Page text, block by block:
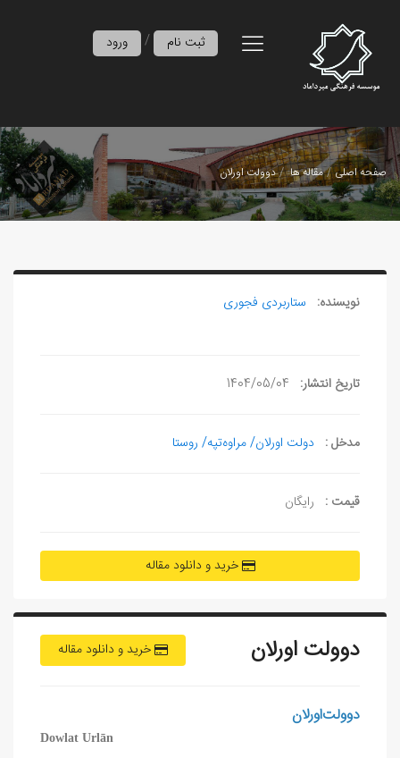
ورود / ثبت نام
صفحه اصلی مقاله ها دوولت‌ اورلان
نویسنده: ستاربردی فجوری
تاریخ انتشار: 1404/05/04
مدخل : دولت‌ اورلان/ مراوه‌تپه/ روستا
قیمت : رایگان
خرید و دانلود مقاله
خرید و دانلود مقاله دوولت‌ اورلان
دوولت‌اورلان
Dowlat Urlān